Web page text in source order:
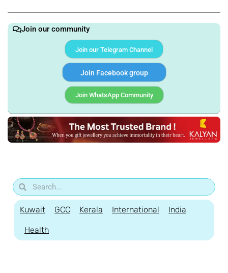
Join our community
Join our Telegram Channel
Join Facebook group
Join WhatsApp Community
Kuwait GCC Kerala International India
Health